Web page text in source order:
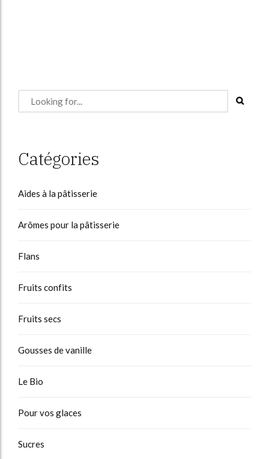
Catégories
Aides à la pâtisserie
Arômes pour la pâtisserie
Flans
Fruits confits
Fruits secs
Gousses de vanille
Le Bio
Pour vos glaces
Sucres